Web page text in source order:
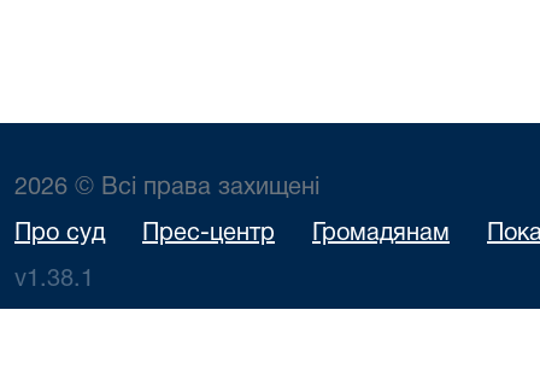
2026 © Всі права захищені
Про суд Прес-центр Громадянам
v1.38.1